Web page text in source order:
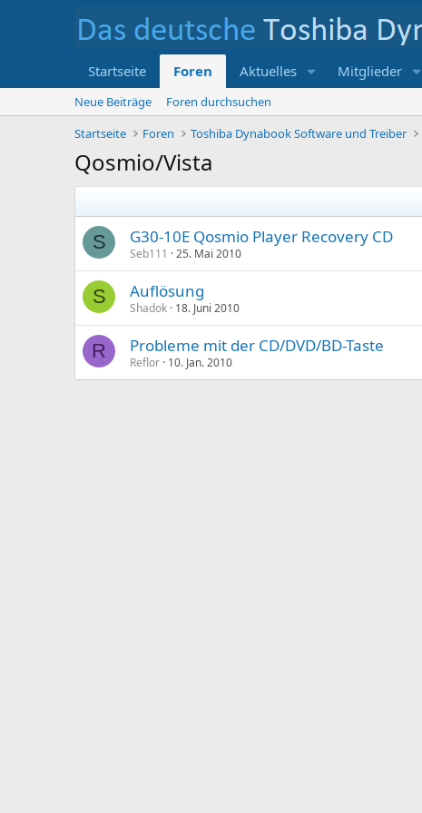
Startseite Foren Aktuelles Mitglieder
Neue Beiträge
Foren durchsuchen
Startseite
Foren Toshiba Dynabook Software und Treiber
Qosmio/Vista
S G30-10E Qosmio Player Recovery CD
Seb111 25. Mai 2010
S Auflösung
Shadok 18. Juni 2010
R Probleme mit der CD/DVD/BD-Taste
Reflor 10. Jan. 2010